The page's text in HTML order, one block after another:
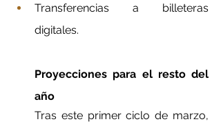
Transferencias a billeteras
digitales.
Proyecciones para el resto del
año
Tras este primer ciclo de marzo,